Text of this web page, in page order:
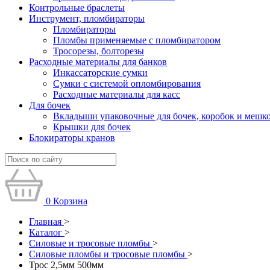
Контрольные браслеты
Инструмент, пломбираторы
Пломбираторы
Пломбы применяемые с пломбиратором
Тросорезы, болторезы
Расходные материалы для банков
Инкассаторские сумки
Сумки с системой опломбирования
Расходные материалы для касс
Для бочек
Вкладыши упаковочные для бочек, коробок и
Крышки для бочек
Блокираторы кранов
0 Корзина
Главная >
Каталог >
Силовые и тросовые пломбы >
Силовые пломбы и тросовые пломбы >
Трос 2,5мм 500мм